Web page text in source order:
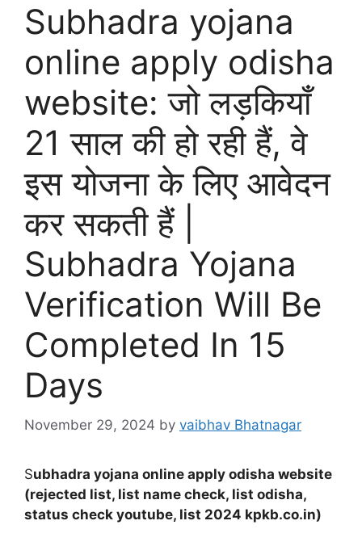
Subhadra yojana
online apply odisha
website: जो लड़कियाँ
21 साल की हो रही हैं, वे
इस योजना के लिए आवेदन
कर सकती हैं |
Subhadra Yojana
Verification Will Be
Completed In 15
Days
November 29, 2024 by vaibhav Bhatnagar
Subhadra yojana online apply odisha website
(rejected list, list name check, list odisha,
status check youtube, list 2024 kpkb.co.in)